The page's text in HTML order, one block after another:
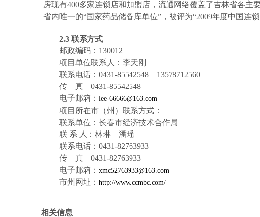
房现有400多家连锁店和加盟店，流通网络覆盖了吉林省各主
省内唯一的“国家药品储备库单位”，被评为“2009年度中国连
2.3 联系方式
邮政编码：130012
项目单位联系人：李天刚
联系电话：0431-85542548 13578712560
传 真：0431-85542548
电子邮箱： lee-66666@163.com
项目所在市（州）联系方式：
联系单位：长春市经济技术合作局
联 系 人：林琳 潘瑶
联系电话：0431-82763933
传 真：0431-82763933
电子邮箱： xmc52763933@163.com
市州网址： http://www.ccmbc.com/
相关信息